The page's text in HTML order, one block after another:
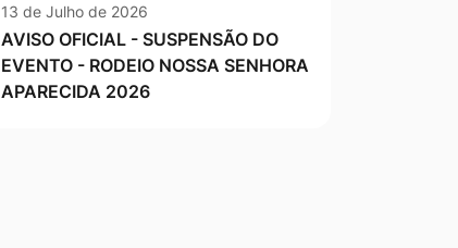
13 de Julho de 2026
AVISO OFICIAL - SUSPENSÃO DO
EVENTO - RODEIO NOSSA SENHORA
APARECIDA 2026